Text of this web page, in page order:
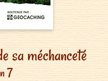
sa méchanceté
7